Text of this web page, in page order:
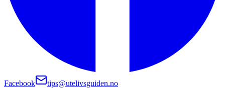
Facebook tips@utelivsguiden.no